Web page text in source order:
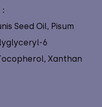
:
Seed Oil, Pisum
6
Xanthan